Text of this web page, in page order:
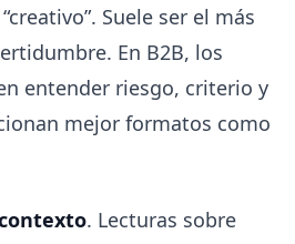
Suele ser el más
En B2B, los
entender riesgo, criterio y
mejor formatos como
. Lecturas sobre